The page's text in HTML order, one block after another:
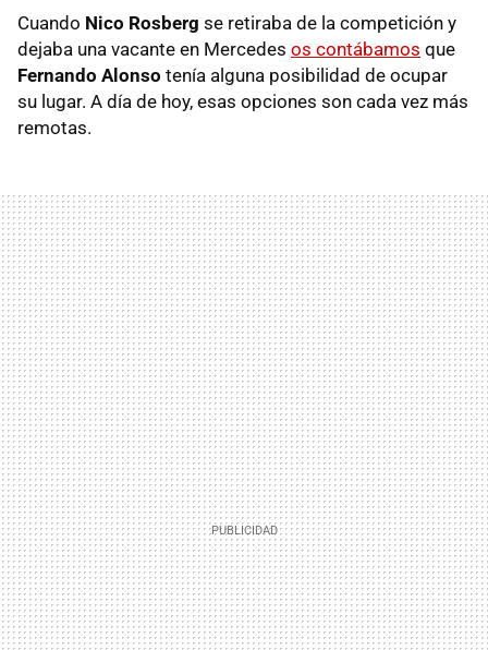
Cuando Nico Rosberg se retiraba de la competición y
dejaba una vacante en Mercedes os contábamos que
Fernando Alonso tenía alguna posibilidad de ocupar
su lugar. A día de hoy, esas opciones son cada vez más
remotas.